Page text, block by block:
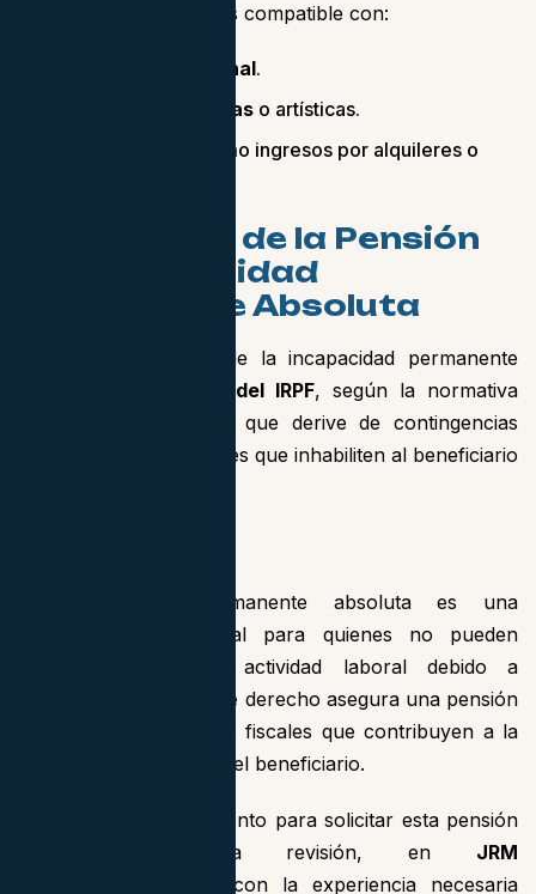
permanente absoluta es compatible con:
Formación profesional.
Actividades creativas o artísticas.
, como ingresos por alquileres o
Tributación de la Pensión
por Incapacidad
Permanente Absoluta
La pensión derivada de la incapacidad permanente
exenta del IRPF, según la normativa
fiscal vigente, siempre que derive de contingencias
comunes o profesionales que inhabiliten al beneficiario
La incapacidad permanente absoluta es una
protección fundamental para quienes no pueden
desempeñar ninguna actividad laboral debido a
limitaciones graves. Este derecho asegura una pensión
adecuada y exenciones fiscales que contribuyen a la
estabilidad económica del beneficiario.
Si necesitas asesoramiento para solicitar esta pensión
o enfrentar una revisión, en JRM
contamos con la experiencia necesaria